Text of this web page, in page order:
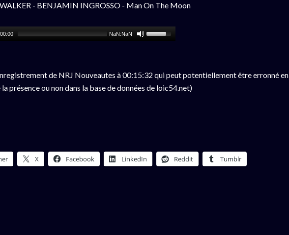
- BENJAMIN INGROSSO - Man On The Moon
NaN:NaN
de NRJ Nouveautes à 00:15:32 qui peut potentiellement être erronné en
présence ou non dans la base de données de loic54.net)
X Facebook LinkedIn Reddit Tumblr